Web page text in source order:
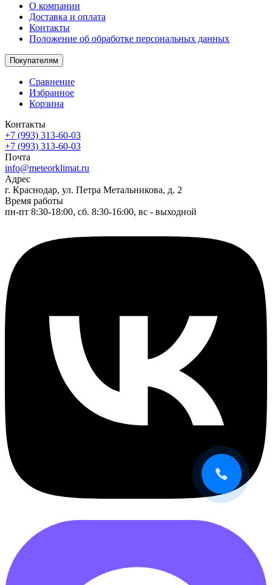
О компании
Доставка и оплата
Контакты
Положение об обработке персональных данных
Покупателям
Сравнение
Избранное
Корзина
Контакты
+7 (993) 313-60-03
+7 (993) 313-60-03
Почта
info@meteorklimat.ru
Адрес
г. Краснодар, ул. Петра Метальникова, д. 2
Время работы
пн-пт 8:30-18:00, сб. 8:30-16:00, вс - выходной